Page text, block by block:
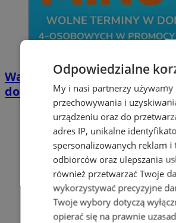
Wakacyjny wypoczynek nad
domkach Szmaragdowe
Odpowiedzialne
My i nasi partnerzy
przechowywania i
urządzeniu oraz do
adres IP, unikalne
spersonalizowanych reklam
odbiorców oraz ulepszania
również przetwarzać Twoje
wykorzystywać precyzyjne
Twoje wybory dotyczą
opierać się na prawnie